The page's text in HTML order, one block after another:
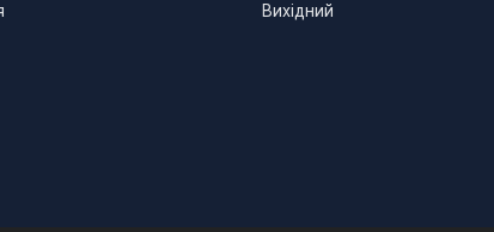
Вихідний